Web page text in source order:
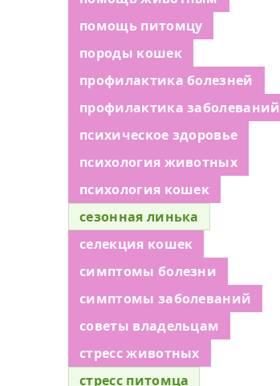
помощь питомцу
породы кошек
профилактика болезней
профилактика заболеваний
психическое здоровье
психология животных
психология кошек
сезонная линька
селекция кошек
симптомы болезни
симптомы заболеваний
советы владельцам
стресс животных
стресс питомца